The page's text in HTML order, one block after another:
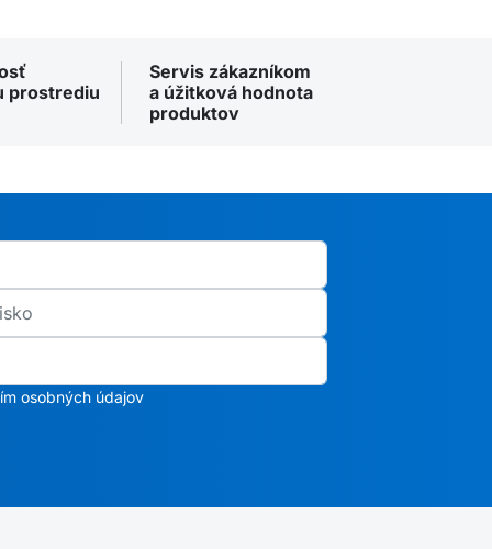
prostrediu
Servis zákazníkom
a úžitková hodnota
produktov
osobných údajov